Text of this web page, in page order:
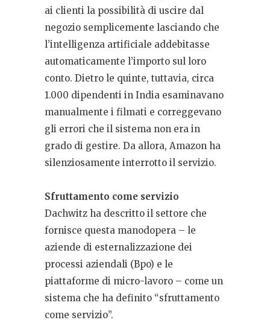
ai clienti la possibilità di uscire dal
negozio semplicemente lasciando che
l’intelligenza artificiale addebitasse
automaticamente l’importo sul loro
conto. Dietro le quinte, tuttavia, circa
1.000 dipendenti in India esaminavano
manualmente i filmati e correggevano
gli errori che il sistema non era in
grado di gestire. Da allora, Amazon ha
silenziosamente interrotto il servizio.
Sfruttamento come servizio
Dachwitz ha descritto il settore che
fornisce questa manodopera – le
aziende di esternalizzazione dei
processi aziendali (Bpo) e le
piattaforme di micro-lavoro – come un
sistema che ha definito “sfruttamento
come servizio”.